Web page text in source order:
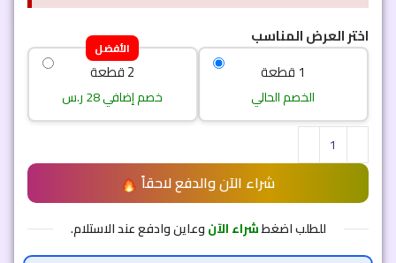
اختر العرض المناسب
1 قطعة
الخصم الحالي
الأفضل
2 قطعة
خصم إضافي 28 ر.س
شراء الآن والدفع لاحقاً
للطلب اضغطشراء الآنوعاين وادفع عند الاستلام.